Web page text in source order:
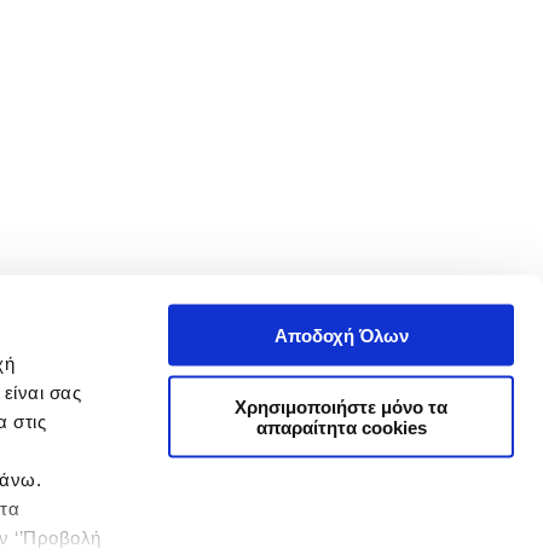
σας
στις
‘’Προβολή
Αποδοχή Όλων
Χρησιμοποιήστε μόνο τα
απαραίτητα cookies